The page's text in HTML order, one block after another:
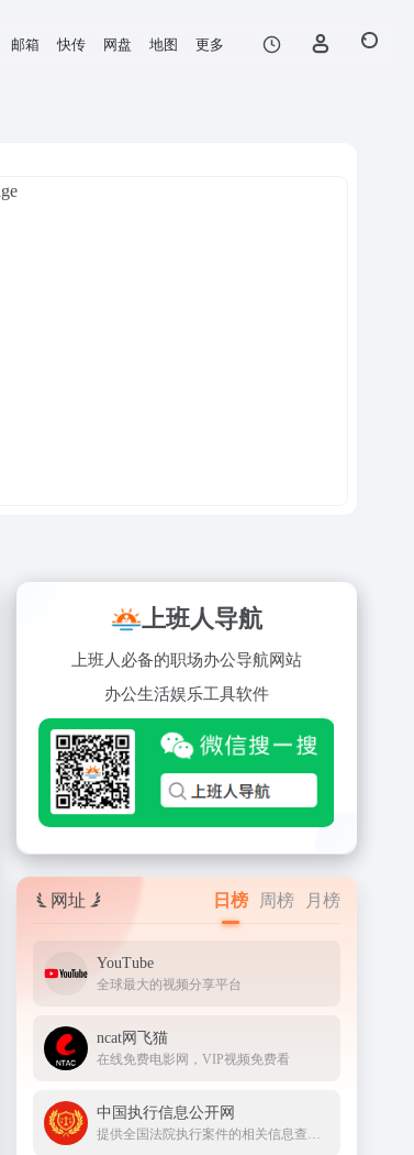
邮箱 快传 网盘 地图 更多
上班人导航
上班人必备的职场办公导航网站
办公生活娱乐工具软件
网址 日榜 周榜 月榜
YouTube
全球最大的视频分享平台
ncat网飞猫
在线免费电影网，VIP视频免费看
中国执行信息公开网
提供全国法院执行案件的相关信息查询服务